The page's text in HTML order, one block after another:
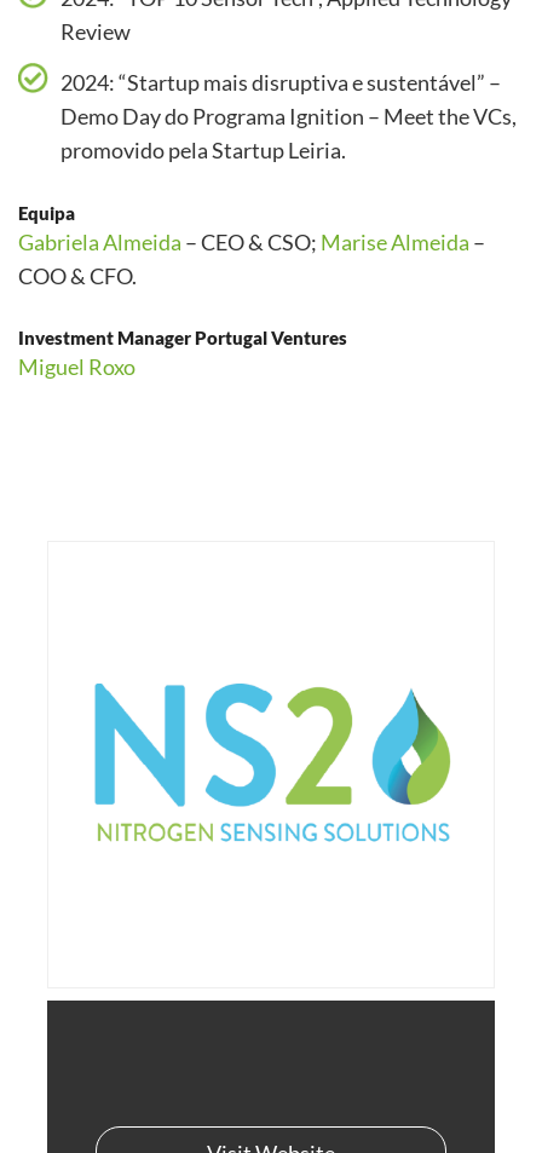
Review
2024: “Startup mais disruptiva e sustentável” –
Demo Day do Programa Ignition – Meet the VCs,
promovido pela Startup Leiria.
Equipa
Gabriela Almeida – CEO & CSO; Marise Almeida –
COO & CFO.
Investment Manager Portugal Ventures
Miguel Roxo